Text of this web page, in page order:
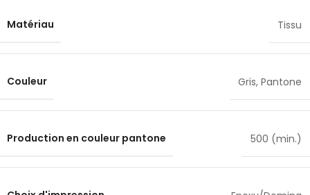
Matériau Tissu
Couleur Gris, Pantone
Production en couleur pantone 500 (min.)